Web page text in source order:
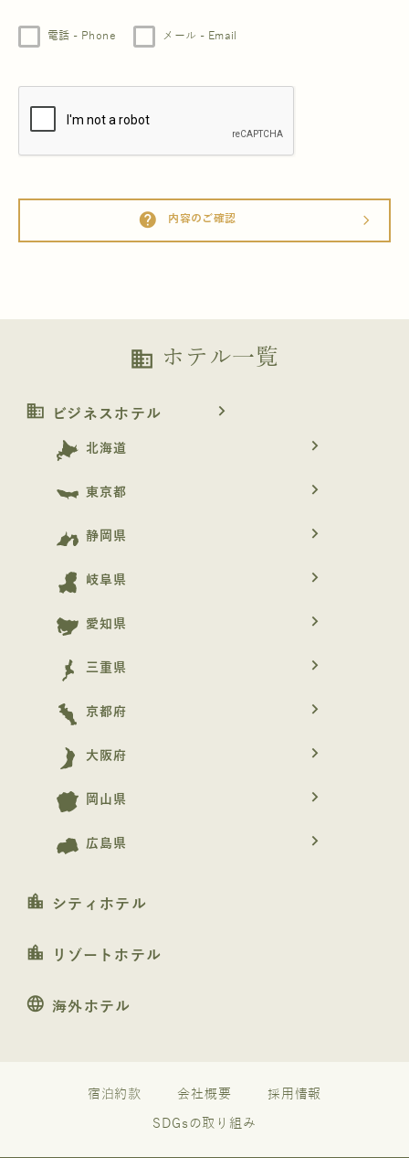
電話 - Phone メール - Email
help 内容のご確認 arrow_forward_ios
business ホテル一覧
business ビジネスホテル navigate_next
北海道 navigate_next
東京都 navigate_next
静岡県 navigate_next
岐阜県 navigate_next
愛知県 navigate_next
三重県 navigate_next
京都府 navigate_next
大阪府 navigate_next
岡山県 navigate_next
広島県 navigate_next
location_city シティホテル
location_city リゾートホテル
language 海外ホテル
宿泊約款 会社概要 採用情報
SDGsの取り組み